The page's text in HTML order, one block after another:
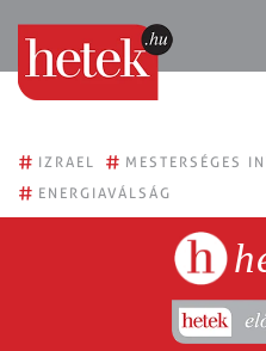
# IZRAEL # MESTERSÉGES
# ENERGIAVÁLSÁG